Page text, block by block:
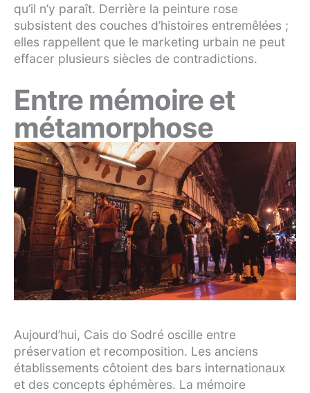
qu’il n’y paraît. Derrière la peinture rose
subsistent des couches d’histoires entremêlées ;
elles rappellent que le marketing urbain ne peut
effacer plusieurs siècles de contradictions.
Entre mémoire et
métamorphose
Aujourd’hui, Cais do Sodré oscille entre
préservation et recomposition. Les anciens
établissements côtoient des bars internationaux
et des concepts éphémères. La mémoire